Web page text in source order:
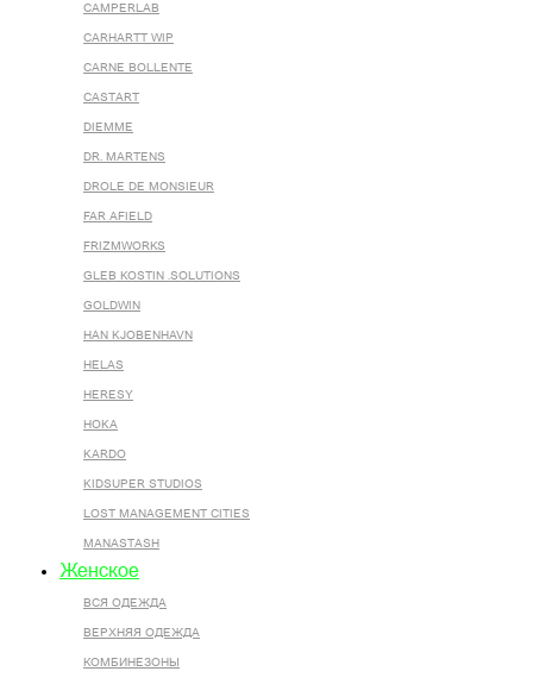
CAMPERLAB
CARHARTT WIP
CARNE BOLLENTE
CASTART
DIEMME
DR. MARTENS
DROLE DE MONSIEUR
FAR AFIELD
FRIZMWORKS
GLEB KOSTIN .SOLUTIONS
GOLDWIN
HAN KJOBENHAVN
HELAS
HERESY
HOKA
KARDO
KIDSUPER STUDIOS
LOST MANAGEMENT CITIES
MANASTASH
Женское
ВСЯ ОДЕЖДА
ВЕРХНЯЯ ОДЕЖДА
КОМБИНЕЗОНЫ